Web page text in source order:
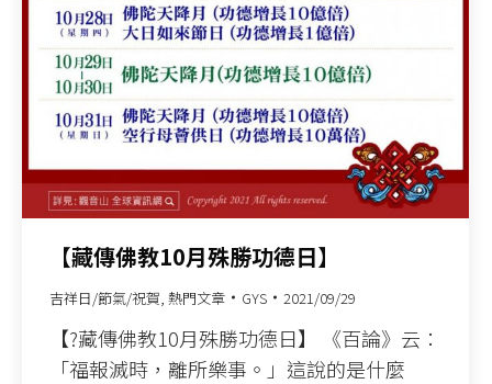
【藏傳佛教10月殊勝功德日】
吉祥日/節氣/祝賀, 熱門文章 GYS 2021/09/29
【?藏傳佛教10月殊勝功德日】 《百論》云：
「福報滅時，離所樂事。」這說的是什麼